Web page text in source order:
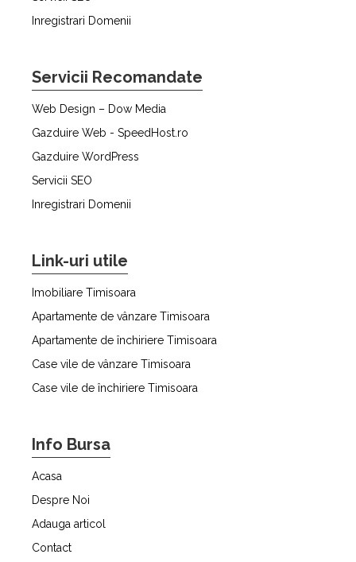
Inregistrari Domenii
Servicii Recomandate
Web Design – Dow Media
Gazduire Web - SpeedHost.ro
Gazduire WordPress
Servicii SEO
Inregistrari Domenii
Link-uri utile
Imobiliare Timisoara
Apartamente de vânzare Timisoara
Apartamente de închiriere Timisoara
Case vile de vânzare Timisoara
Case vile de închiriere Timisoara
Info Bursa
Acasa
Despre Noi
Adauga articol
Contact